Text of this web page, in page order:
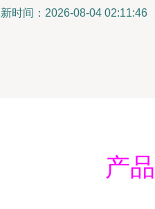
时间：2026-08-04 02:11:46
产